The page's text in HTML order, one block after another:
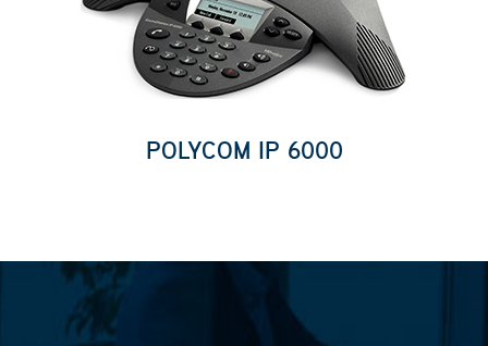
POLYCOM IP 6000